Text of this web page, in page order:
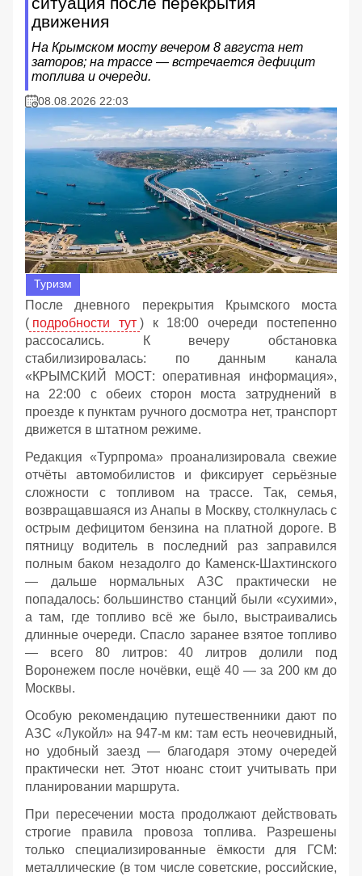
движения
На Крымском мосту вечером 8 августа нет
заторов; на трассе — встречается дефицит
топлива и очереди.
08.08.2026 22:03
Туризм
После дневного перекрытия Крымского моста
( подробности тут ) к 18:00 очереди постепенно
рассосались. К вечеру обстановка
стабилизировалась: по данным канала
«КРЫМСКИЙ МОСТ: оперативная информация»,
на 22:00 с обеих сторон моста затруднений в
проезде к пунктам ручного досмотра нет, транспорт
движется в штатном режиме.
Редакция «Турпрома» проанализировала свежие
отчёты автомобилистов и фиксирует серьёзные
сложности с топливом на трассе. Так, семья,
возвращавшаяся из Анапы в Москву, столкнулась с
острым дефицитом бензина на платной дороге. В
пятницу водитель в последний раз заправился
полным баком незадолго до Каменск‑Шахтинского
— дальше нормальных АЗС практически не
попадалось: большинство станций были «сухими»,
а там, где топливо всё же было, выстраивались
длинные очереди. Спасло заранее взятое топливо
— всего 80 литров: 40 литров долили под
Воронежем после ночёвки, ещё 40 — за 200 км до
Москвы.
Особую рекомендацию путешественники дают по
АЗС «Лукойл» на 947‑м км: там есть неочевидный,
но удобный заезд — благодаря этому очередей
практически нет. Этот нюанс стоит учитывать при
планировании маршрута.
При пересечении моста продолжают действовать
строгие правила провоза топлива. Разрешены
только специализированные ёмкости для ГСМ:
металлические (в том числе советские, российские,